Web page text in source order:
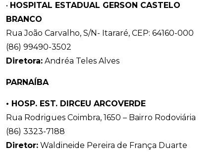
• HOSPITAL ESTADUAL GERSON CASTELO
BRANCO
Rua João Carvalho, S/N- Itararé, CEP: 64160-000
(86) 99490-3502
Diretora: Andréa Teles Alves
PARNAÍBA
• HOSP. EST. DIRCEU ARCOVERDE
Rua Rodrigues Coimbra, 1650 – Bairro Rodoviária
(86) 3323-7188
Diretor: Waldineide Pereira de França Duarte